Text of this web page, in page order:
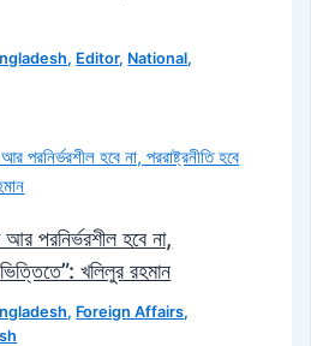
, Editor, National,
আর পরনির্ভরশীল হবে না,
খলিলুর রহমান
, Foreign Affairs,